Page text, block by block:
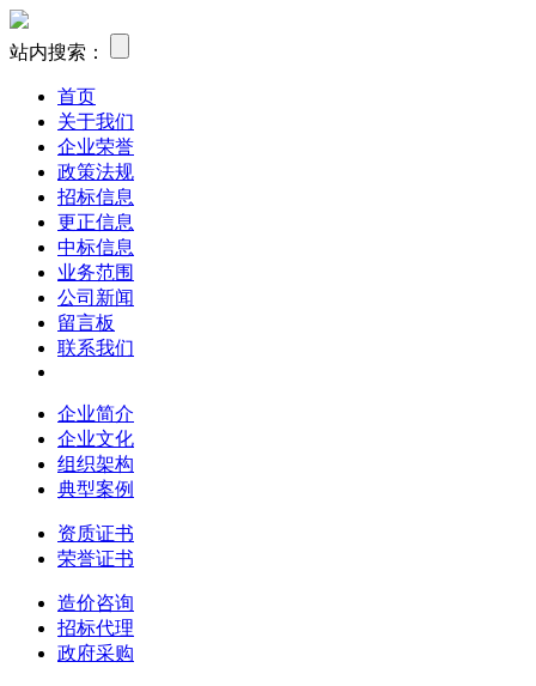
站内搜索：
首页
关于我们
企业荣誉
政策法规
招标信息
更正信息
中标信息
业务范围
公司新闻
留言板
联系我们
企业简介
企业文化
组织架构
典型案例
资质证书
荣誉证书
造价咨询
招标代理
政府采购